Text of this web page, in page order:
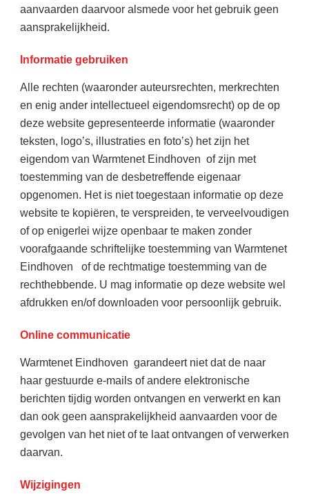
aanvaarden daarvoor alsmede voor het gebruik geen
aansprakelijkheid.
Informatie gebruiken
Alle rechten (waaronder auteursrechten, merkrechten
en enig ander intellectueel eigendomsrecht) op de op
deze website gepresenteerde informatie (waaronder
teksten, logo’s, illustraties en foto’s) het zijn het
eigendom van Warmtenet Eindhoven of zijn met
toestemming van de desbetreffende eigenaar
opgenomen. Het is niet toegestaan informatie op deze
website te kopiëren, te verspreiden, te verveelvoudigen
of op enigerlei wijze openbaar te maken zonder
voorafgaande schriftelijke toestemming van Warmtenet
Eindhoven of de rechtmatige toestemming van de
rechthebbende. U mag informatie op deze website wel
afdrukken en/of downloaden voor persoonlijk gebruik.
Online communicatie
Warmtenet Eindhoven garandeert niet dat de naar
haar gestuurde e-mails of andere elektronische
berichten tijdig worden ontvangen en verwerkt en kan
dan ook geen aansprakelijkheid aanvaarden voor de
gevolgen van het niet of te laat ontvangen of verwerken
daarvan.
Wijzigingen